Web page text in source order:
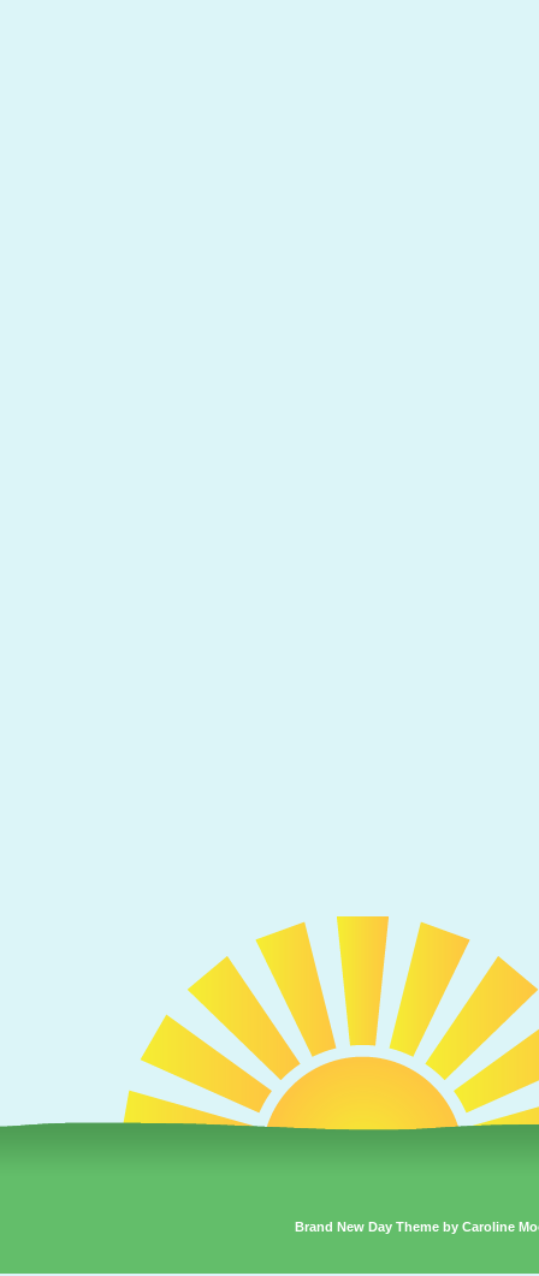
Brand New Day Theme by Caroline